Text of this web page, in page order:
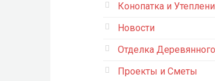
Конопатка и
Новости
Отделка
Проекты и Сметы